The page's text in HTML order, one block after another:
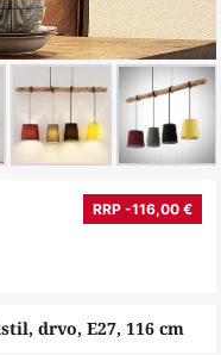
drvo, E27, 116 cm
RRP -116,00 €